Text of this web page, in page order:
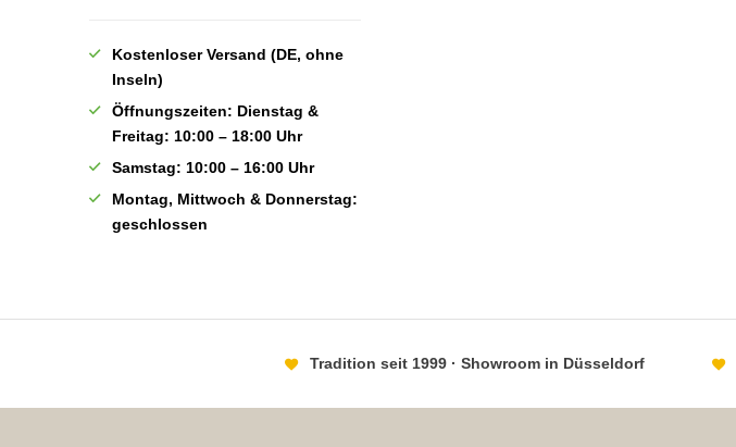
Kostenloser Versand (DE, ohne
Inseln)
Öffnungszeiten: Dienstag &
Freitag: 10:00 – 18:00 Uhr
Samstag: 10:00 – 16:00 Uhr
Montag, Mittwoch & Donnerstag:
geschlossen
Tradition seit 1999 · Showroom in Düsseldorf